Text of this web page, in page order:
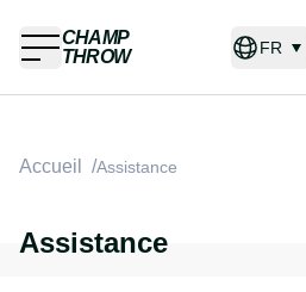
CHAMP
THROW
FR
Accueil /Assistance
Assistance